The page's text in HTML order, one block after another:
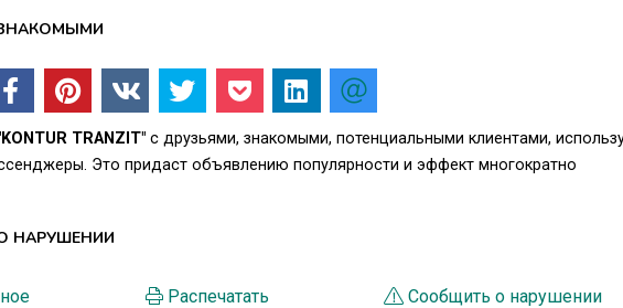
TRANZIT" с друзьями, знакомыми, потенциальными клиентами,
Это придаст объявлению популярности и эффект многократно
НАРУШЕНИИ
Распечатать Сообщить о нарушении